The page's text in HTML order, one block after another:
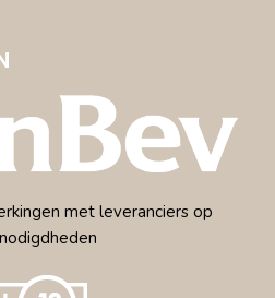
met leveranciers op